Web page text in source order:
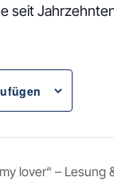
seit
lover“ – Lesung